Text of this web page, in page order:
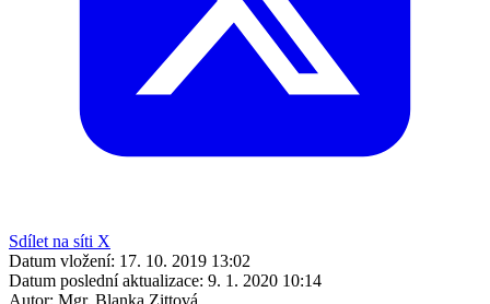
Sdílet na síti X
Datum vložení: 17. 10. 2019 13:02
Datum poslední aktualizace: 9. 1. 2020 10:14
Autor: Mgr. Blanka Zittová